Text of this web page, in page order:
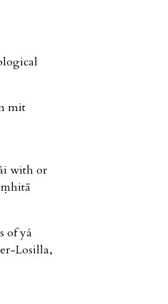
mit
with or
of yá
Losilla,